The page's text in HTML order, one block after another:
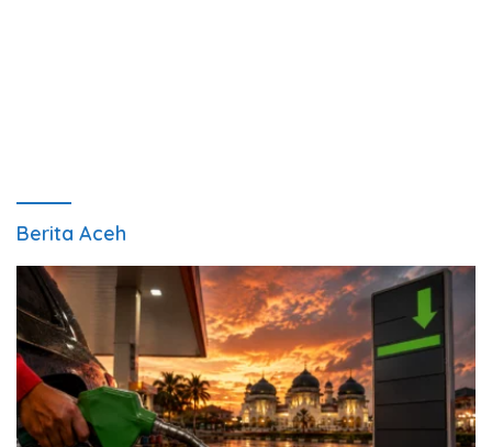
Berita Aceh